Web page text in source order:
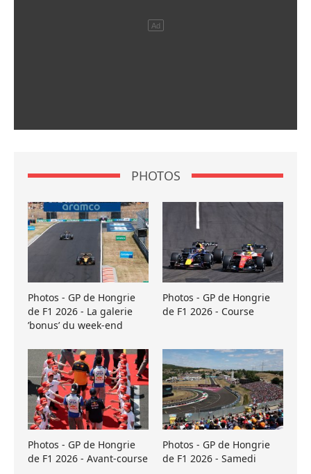
PHOTOS
Photos - GP de Hongrie
de F1 2026 - La galerie
’bonus’ du week-end
Photos - GP de Hongrie
de F1 2026 - Course
Photos - GP de Hongrie
de F1 2026 - Avant-course
Photos - GP de Hongrie
de F1 2026 - Samedi